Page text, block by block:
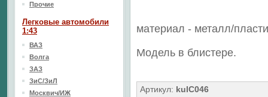
материал - металл/
Модель в блистере.
Артикул: kulC046
Прочие
Легковые автомобили
1:43
ВАЗ
Волга
ЗАЗ
ЗиС/ЗиЛ
Москвич/ИЖ